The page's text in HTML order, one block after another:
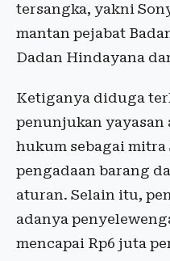
tersangka, yakni
mantan pejabat
Dadan Hindayana
Ketiganya diduga
penunjukan yayasan
hukum sebagai mitra
pengadaan barang
aturan. Selain itu,
adanya
mencapai Rp6 juta